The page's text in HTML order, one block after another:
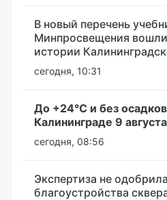
В новый перечень
Минпросвещения
истории
сегодня, 10:31
До +24°С и без
Калининграде 9 августа
сегодня, 08:56
Экспертиза не
благоустройства